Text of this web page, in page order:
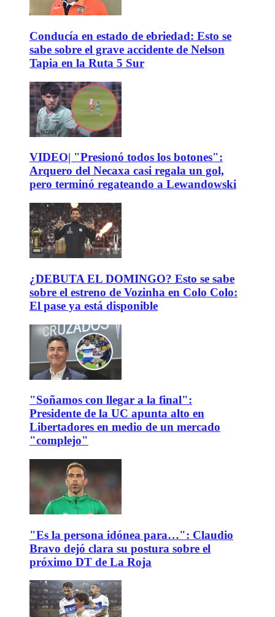
Conducía en estado de ebriedad: Esto se
sabe sobre el grave accidente de Nelson
Tapia en la Ruta 5 Sur
VIDEO| "Presionó todos los botones":
Arquero del Necaxa casi regala un gol,
pero terminó regateando a Lewandowski
¿DEBUTA EL DOMINGO? Esto se sabe
sobre el estreno de Vozinha en Colo Colo:
El pase ya está disponible
"Soñamos con llegar a la final":
Presidente de la UC apunta alto en
Libertadores en medio de un mercado
"complejo"
"Es la persona idónea para…": Claudio
Bravo dejó clara su postura sobre el
próximo DT de La Roja